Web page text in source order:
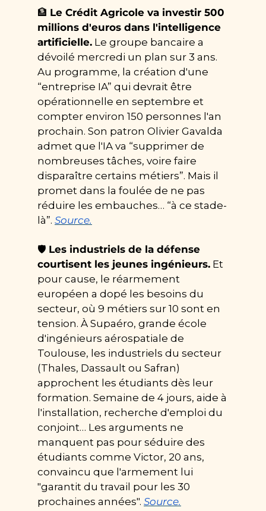
🏦 Le Crédit Agricole va investir 500
millions d'euros dans l'intelligence
artificielle. Le groupe bancaire a
dévoilé mercredi un plan sur 3 ans.
Au programme, la création d'une
“entreprise IA” qui devrait être
opérationnelle en septembre et
compter environ 150 personnes l'an
prochain. Son patron Olivier Gavalda
admet que l'IA va “supprimer de
nombreuses tâches, voire faire
disparaître certains métiers”. Mais il
promet dans la foulée de ne pas
réduire les embauches… “à ce stade-
là”. Source.
🛡️ Les industriels de la défense
courtisent les jeunes ingénieurs. Et
pour cause, le réarmement
européen a dopé les besoins du
secteur, où 9 métiers sur 10 sont en
tension. À Supaéro, grande école
d'ingénieurs aérospatiale de
Toulouse, les industriels du secteur
(Thales, Dassault ou Safran)
approchent les étudiants dès leur
formation. Semaine de 4 jours, aide à
l'installation, recherche d'emploi du
conjoint… Les arguments ne
manquent pas pour séduire des
étudiants comme Victor, 20 ans,
convaincu que l'armement lui
"garantit du travail pour les 30
prochaines années". Source.